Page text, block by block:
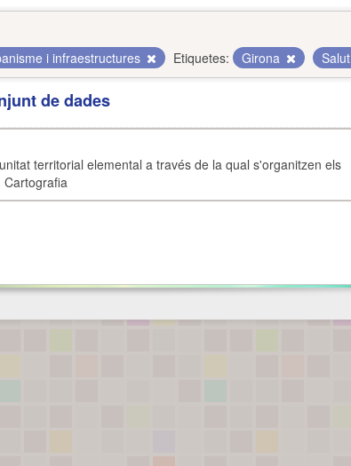
i infraestructures Etiquetes: Girona Salut
de dades
territorial elemental a través de la qual s'organitzen els
Cartografia